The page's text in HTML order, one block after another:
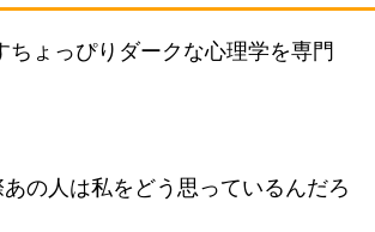
ょっぴりダークな心理学を専門
の人は私をどう思っているんだろ